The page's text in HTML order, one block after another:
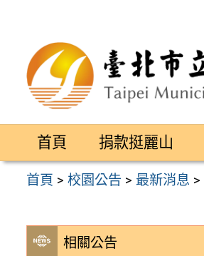
區
首頁 捐款挺麗山
首頁 >校園公告 > 最新消息 >
相關公告